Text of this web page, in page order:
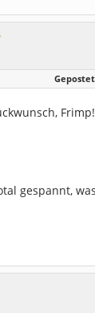
Frimp!
gespannt,